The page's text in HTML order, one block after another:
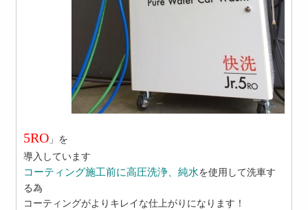
5RO 」を
導入しています
コーティング施工前に高圧洗浄、純水を使用して洗車す
る為
コーティングがよりキレイな仕上がりになります！